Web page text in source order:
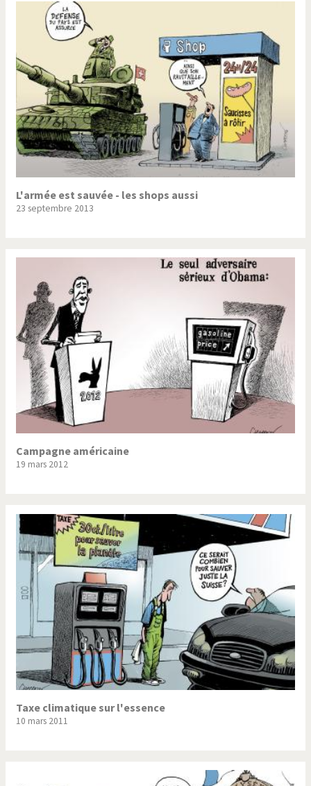
L'armée est sauvée - les shops aussi
23 septembre 2013
Campagne américaine
19 mars 2012
Taxe climatique sur l'essence
10 mars 2011